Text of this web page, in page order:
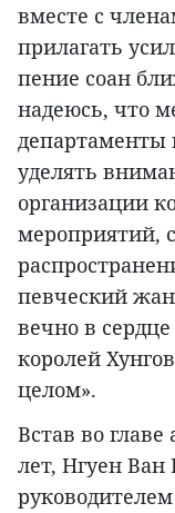
вместе с
прилагать
пение соан
надеюсь, что
департаменты
уделять
организации
мероприятий,
певческий
вечно в
королей
целом».
Встав во
лет, Нгуен